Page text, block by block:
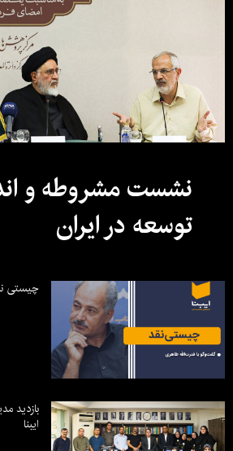
نشست مشروطه و
توسعه در ایران
چیستی
بازدید
ایبنا